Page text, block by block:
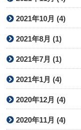
2021年10月 (4)
2021年8月 (1)
2021年7月 (1)
2021年1月 (4)
2020年12月 (4)
2020年11月 (4)